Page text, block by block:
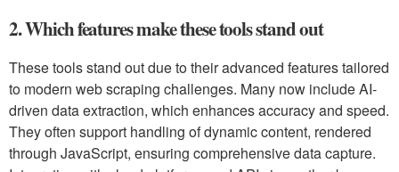
2. Which features make these tools stand out
These tools stand out due to their advanced features tailored
to modern web scraping challenges. Many now include AI-
driven data extraction, which enhances accuracy and speed.
They often support handling of dynamic content, rendered
through JavaScript, ensuring comprehensive data capture.